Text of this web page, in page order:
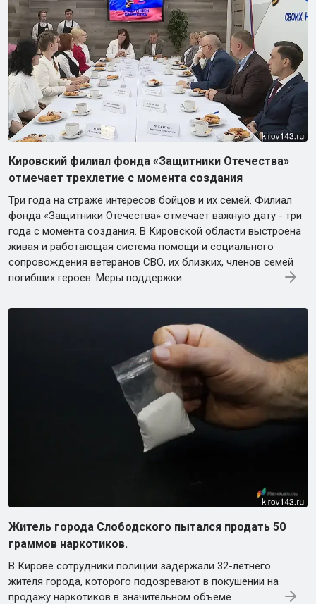
Кировский филиал фонда «Защитники Отечества»
отмечает трехлетие с момента создания
Три года на страже интересов бойцов и их семей. Филиал
фонда «Защитники Отечества» отмечает важную дату - три
года с момента создания. В Кировской области выстроена
живая и работающая система помощи и социального
сопровождения ветеранов СВО, их близких, членов семей
погибших героев. Меры поддержки
Житель города Слободского пытался продать 50
граммов наркотиков.
В Кирове сотрудники полиции задержали 32-летнего
жителя города, которого подозревают в покушении на
продажу наркотиков в значительном объеме.